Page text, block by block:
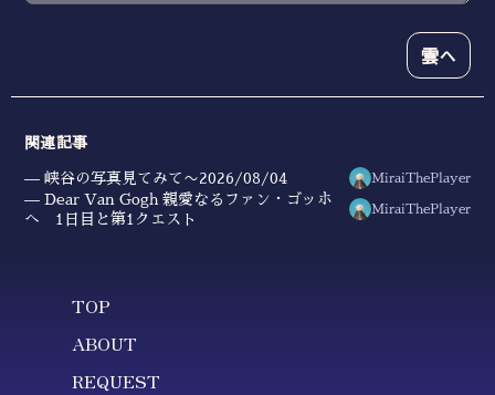
雲へ
関連記事
峡谷の写真見てみて〜2026/08/04 MiraiThePlayer
Dear Van Gogh 親愛なるファン・ゴッホ
へ 1日目と第1クエスト
MiraiThePlayer
TOP
ABOUT
REQUEST